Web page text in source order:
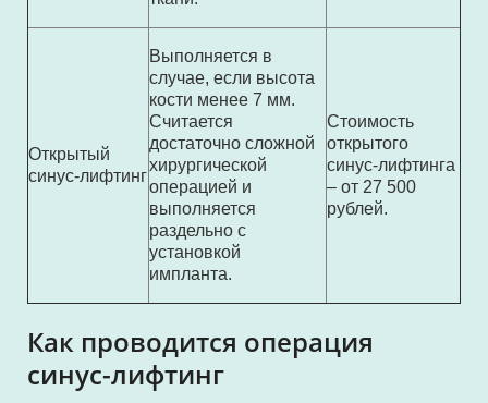
Открытый
синус-лифтинг
Выполняется в
случае, если высота
кости менее 7 мм.
Считается
достаточно сложной
хирургической
операцией и
выполняется
раздельно с
установкой
импланта.
Стоимость
открытого
синус-лифтинга
– от 27 500
рублей.
Как проводится операция
синус-лифтинг